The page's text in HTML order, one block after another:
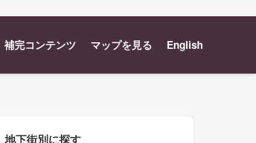
補完コンテンツ マップを見る English
地下街別に探す